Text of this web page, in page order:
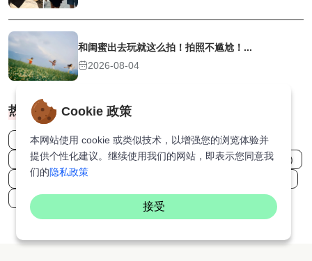
和闺蜜出去玩就这么拍！拍照不尴尬！...
2026-08-04
热门标签
星巴克 (1) 女主播 (1) 谍战片 (1)
痴情 (1)
动作剧 (9)
情侣 (1) 台片 (2) 夫妻关系 (2)
肿瘤 (1)
许光汉 (1)
励志片 (2)
何超盈 (1)
Cookie 政策
本网站使用 cookie 或类似技术，以增强您的浏览体验并
提供个性化建议。继续使用我们的网站，即表示您同意我
们的隐私政策
接受